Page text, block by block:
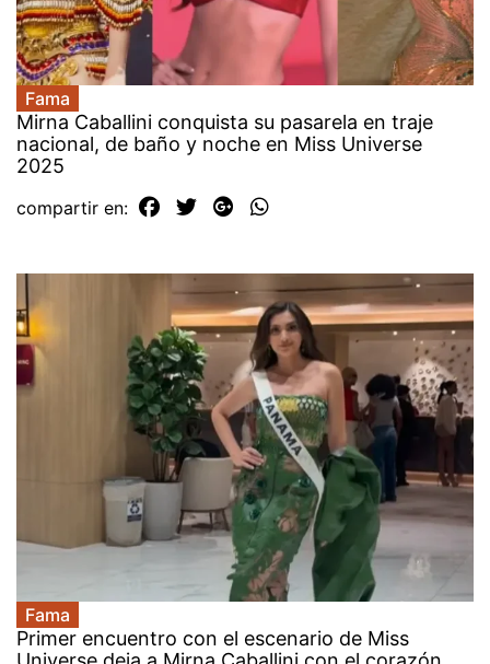
Fama
Mirna Caballini conquista su pasarela en traje
nacional, de baño y noche en Miss Universe
2025
compartir en:
Fama
Primer encuentro con el escenario de Miss